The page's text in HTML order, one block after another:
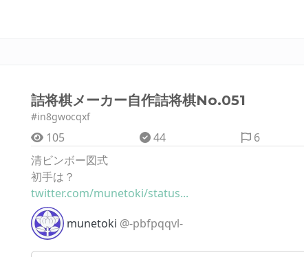
詰将棋メーカー自作詰将棋No.051
#in8gwocqxf
105 44 6
清ビンボー図式
初手は？
twitter.com/munetoki/status...
munetoki @-pbfpqqvl-